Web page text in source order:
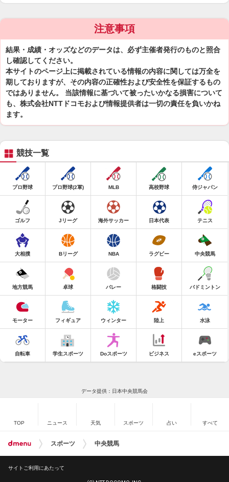
注意事項
結果・成績・オッズなどのデータは、必ず主催者発行のものと照合
し確認してください。
本サイトのページ上に掲載されている情報の内容に関しては万全を
期しておりますが、その内容の正確性および安全性を保証するもの
ではありません。 当該情報に基づいて被ったいかなる損害について
も、株式会社NTTドコモおよび情報提供者は一切の責任を負いかね
ます。
競技一覧
プロ野球 プロ野球(2軍) MLB 高校野球 侍ジャパン
ゴルフ Jリーグ 海外サッカー 日本代表 テニス
大相撲 Bリーグ NBA ラグビー 中央競馬
地方競馬 卓球 バレー 格闘技 バドミントン
モーター フィギュア ウィンター 陸上 水泳
自転車 学生スポーツ Doスポーツ ビジネス eスポーツ
データ提供：日本中央競馬会
TOP ニュース 天気 スポーツ 占い すべて
スポーツ 中央競馬
サイトご利用にあたって